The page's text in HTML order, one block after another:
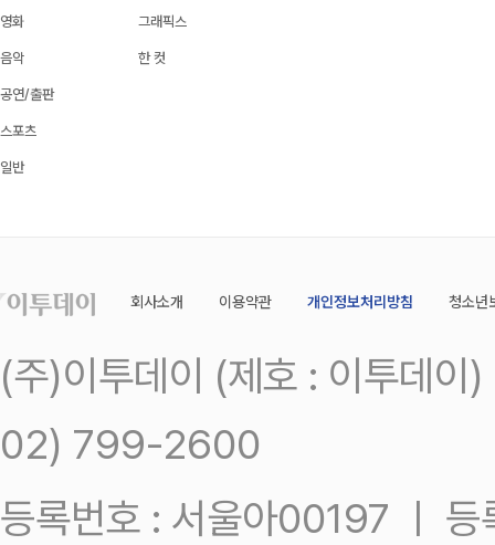
영화
음악
공연/출판
스포츠
일반
그래픽스
한 컷
회사소개 이용약관 개인정보처리방침 청소년
(주)이투데이 (제호 : 이투데
02) 799-2600
등록번호 : 서울아00197 ㅣ